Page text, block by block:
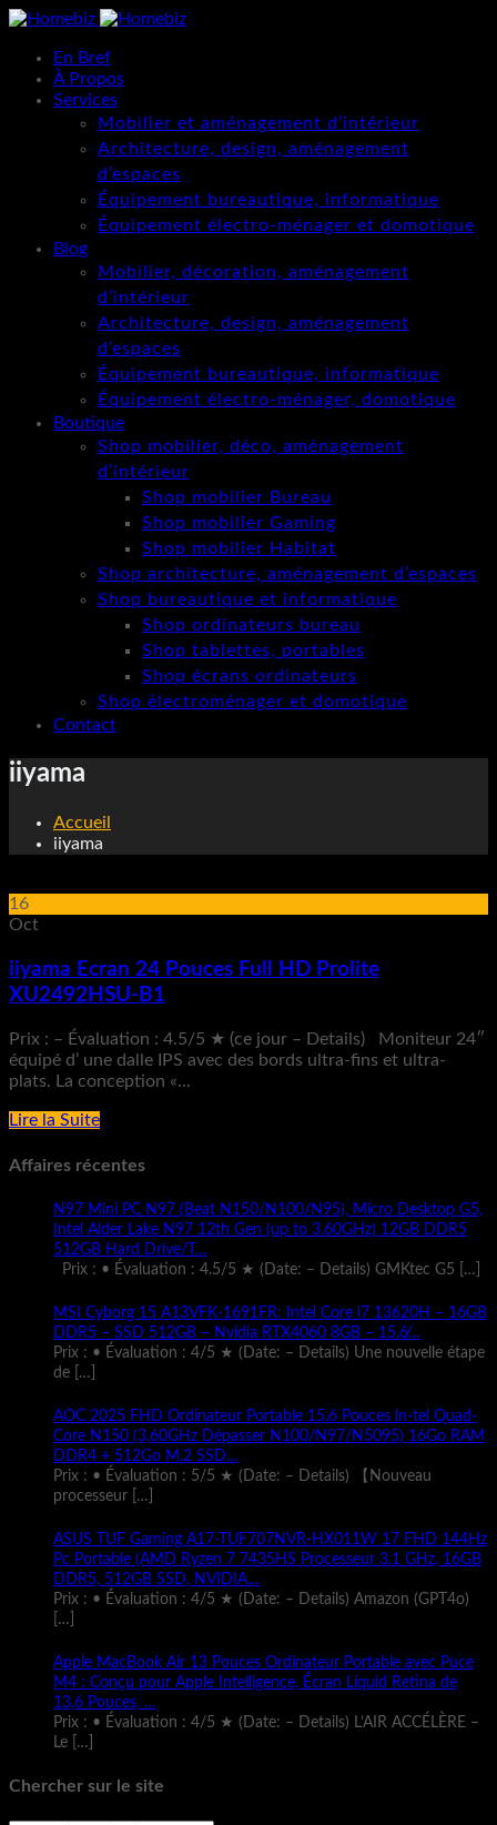
En Bref
À Propos
Services
Mobilier et aménagement d’intérieur
Architecture, design, aménagement
d’espaces
Équipement bureautique, informatique
Équipement électro-ménager et domotique
Blog
Mobilier, décoration, aménagement
d’intérieur
Architecture, design, aménagement
d’espaces
Équipement bureautique, informatique
Équipement électro-ménager, domotique
Boutique
Shop mobilier, déco, aménagement
d’intérieur
Shop mobilier Bureau
Shop mobilier Gaming
Shop mobilier Habitat
Shop architecture, aménagement d’espaces
Shop bureautique et informatique
Shop ordinateurs bureau
Shop tablettes, portables
Shop écrans ordinateurs
Shop électroménager et domotique
Contact
iiyama
Accueil
iiyama
16
Oct
iiyama Ecran 24 Pouces Full HD Prolite
XU2492HSU-B1
Prix : – Évaluation : 4.5/5 ★ (ce jour – Details) Moniteur 24″
équipé d’ une dalle IPS avec des bords ultra-fins et ultra-
plats. La conception «...
Lire la Suite
Affaires récentes
N97 Mini PC N97 (Beat N150/N100/N95), Micro Desktop G5,
Intel Alder Lake N97 12th Gen (up to 3.60GHz) 12GB DDR5
512GB Hard Drive/T…
Prix : • Évaluation : 4.5/5 ★ (Date: – Details) GMKtec G5
[…]
MSI Cyborg 15 A13VFK-1691FR: Intel Core i7 13620H – 16GB
DDR5 – SSD 512GB – Nvidia RTX4060 8GB – 15.6̸…
Prix : • Évaluation : 4/5 ★ (Date: – Details) Une nouvelle étape
de
[…]
AOC 2025 FHD Ordinateur Portable 15.6 Pouces ln-tel Quad-
Core N150 (3,60GHz Dépasser N100/N97/N5095) 16Go RAM
DDR4 + 512Go M.2 SSD…
Prix : • Évaluation : 5/5 ★ (Date: – Details) 【Nouveau
processeur
[…]
ASUS TUF Gaming A17-TUF707NVR-HX011W 17 FHD 144Hz
Pc Portable (AMD Ryzen 7 7435HS Processeur 3.1 GHz, 16GB
DDR5, 512GB SSD, NVIDIA…
Prix : • Évaluation : 4/5 ★ (Date: – Details) Amazon (GPT4o)
[…]
Apple MacBook Air 13 Pouces Ordinateur Portable avec Puce
M4 : Conçu pour Apple Intelligence, Écran Liquid Retina de
13,6 Pouces, …
Prix : • Évaluation : 4/5 ★ (Date: – Details) L’AIR ACCÉLÈRE –
Le
[…]
Chercher sur le site